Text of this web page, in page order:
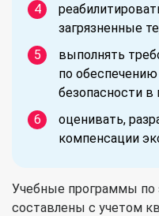
загрязненные
выполнять
по
безопасности
оценивать,
компенсации
Учебные программы по
составлены с учетом